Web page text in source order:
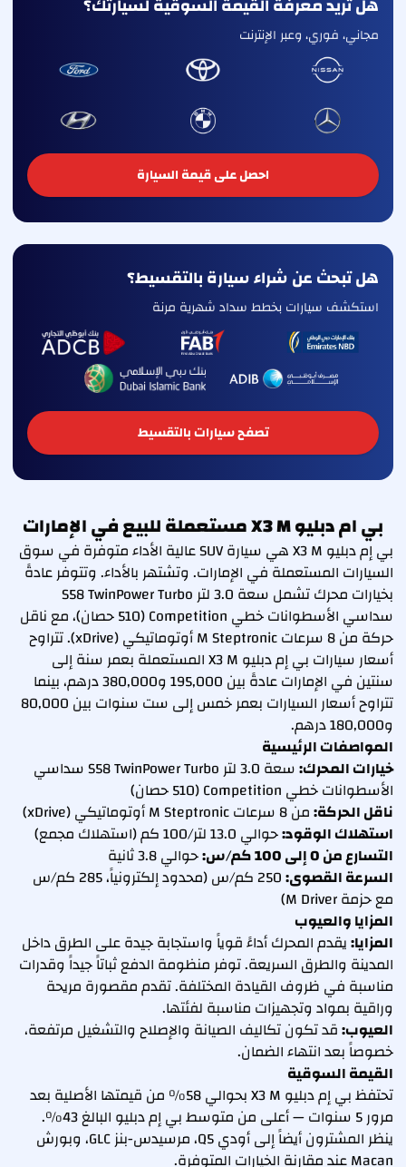
مجاني، فوري، وعبر الإنترنت
احصل على قيمة السيارة
هل تبحث عن شراء سيارة بالتقسيط؟
استكشف سيارات بخطط سداد شهرية مرنة
تصفح سيارات بالتقسيط
بي ام دبليو X3 M مستعملة للبيع في الإمارات
بي إم دبليو X3 M هي سيارة SUV عالية الأداء متوفرة في سوق
السيارات المستعملة في الإمارات. وتشتهر بالأداء. وتتوفر عادةً
بخيارات محرك تشمل سعة 3.0 لتر S58 TwinPower Turbo
سداسي الأسطوانات خطي Competition (510 حصان)، مع ناقل
حركة من 8 سرعات M Steptronic أوتوماتيكي (xDrive). تتراوح
أسعار سيارات بي إم دبليو X3 M المستعملة بعمر سنة إلى
سنتين في الإمارات عادةً بين 195,000 و380,000 درهم، بينما
تتراوح أسعار السيارات بعمر خمس إلى ست سنوات بين 80,000
و180,000 درهم.
المواصفات الرئيسية
خيارات المحرك:
سعة 3.0 لتر S58 TwinPower Turbo سداسي
الأسطوانات خطي Competition (510 حصان)
ناقل الحركة:من 8 سرعات M Steptronic أوتوماتيكي (xDrive)
استهلاك الوقود:حوالي 13.0 لتر/100 كم (استهلاك مجمع)
التسارع من 0 إلى 100 كم/س:
حوالي 3.8 ثانية
السرعة القصوى:
250 كم/س (محدود إلكترونياً، 285 كم/س
مع حزمة M Driver)
المزايا والعيوب
المزايا:يقدم المحرك أداءً قوياً واستجابة جيدة على الطرق داخل
المدينة والطرق السريعة. توفر منظومة الدفع ثباتاً جيداً وقدرات
مناسبة في ظروف القيادة المختلفة. تقدم مقصورة مريحة
وراقية بمواد وتجهيزات مناسبة لفئتها.
العيوب:قد تكون تكاليف الصيانة والإصلاح والتشغيل مرتفعة،
خصوصاً بعد انتهاء الضمان.
القيمة السوقية
تحتفظ بي إم دبليو X3 M بحوالي 58% من قيمتها الأصلية بعد
مرور 5 سنوات — أعلى من متوسط بي إم دبليو البالغ 43%.
ينظر المشترون أيضاً إلى أودي Q5، مرسيدس-بنز GLC، وبورش
Macan عند مقارنة الخيارات المتوفرة.